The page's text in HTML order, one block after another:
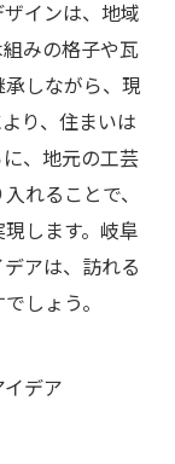
インは、地域
みの格子や瓦
しながら、現
り、住まいは
、地元の工芸
れることで、
します。岐阜
アは、訪れる
しょう。
デア